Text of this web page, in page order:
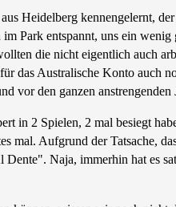
Heidelberg kennengelernt,
Park entspannt, uns ein
die nicht eigentlich auch
das Australische Konto auch
vor den ganzen
in 2 Spielen, 2 mal besiegt
mal. Aufgrund der Tatsache,
Naja, immerhin hat es